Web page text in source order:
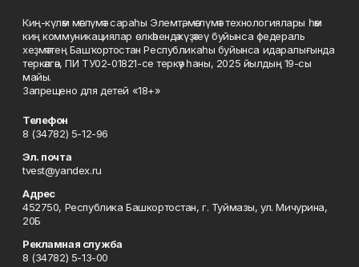
Киң-күләм мәғлүмәт сараһы Элемтә, мәғлүмәт технологиялары һәм
киң коммуникациялар өлкәһендә күҙәтеү буйынса федераль
хеҙмәттең Башҡортостан Республикаһы буйынса идаралығында
теркәлгән, ПИ ТУ02-01821-се теркәү һаны, 2025 йылдың 19-сы
майы.
Запрещено для детей «18+»
Телефон
8 (34782) 5-12-96
Эл. почта
tvest@yandex.ru
Адрес
452750, Республика Башкортостан, г. Туймазы, ул. Мичурина,
20Б
Рекламная служба
8 (34782) 5-13-00